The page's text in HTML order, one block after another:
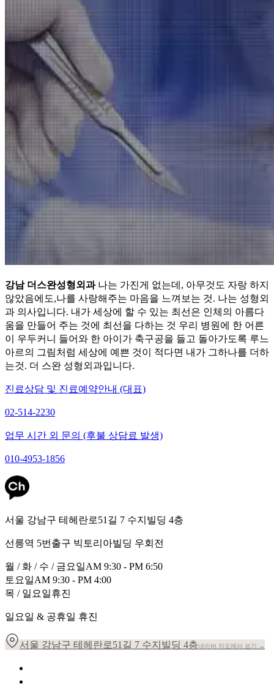
강남 더스완성형외과 나는 가진게 없는데, 아무것도 자랑 하지
않았음에도,나를 사랑해주는 마음을 느껴보는 것. 나는 성형외
과 의사입니다. 내가 세상에 할 수 있는 최선은 인체의 아름다
움을 만들어 주는 것에 최선을 다하는 것 우리 병원에 한 어른
이 우두커니 들어와 한 아이가 축구공을 들고 돌아가도록 루느
아르의 그림처럼 세상에 예쁜 것이 적다면 내가 그하나를 더하
는것. 더 스완 성형외과입니다.
진료상담 및 진료예약안내 (대표)
02-514-2230
업무 시간 외 문의 (후불 상담료 발생)
010-4953-1856
서울 강남구 테헤란로51길 7 수지빌딩 4층
선릉역 5번출구 빅토리아빌딩 우회전
월 / 화 / 수 / 금요일AM 9:30 - PM 6:50
토요일AM 9:30 - PM 4:00
목 / 일요일휴진
일요일 & 공휴일 휴진
서울 강남구 테헤란로51길 7 수지빌딩 4층네이버 지도에서 보기 →